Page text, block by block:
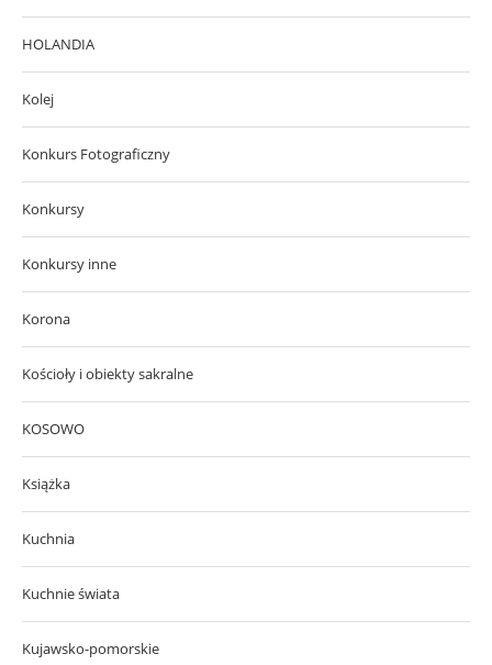
HOLANDIA
Kolej
Konkurs Fotograficzny
Konkursy
Konkursy inne
Korona
Kościoły i obiekty sakralne
KOSOWO
Książka
Kuchnia
Kuchnie świata
Kujawsko-pomorskie